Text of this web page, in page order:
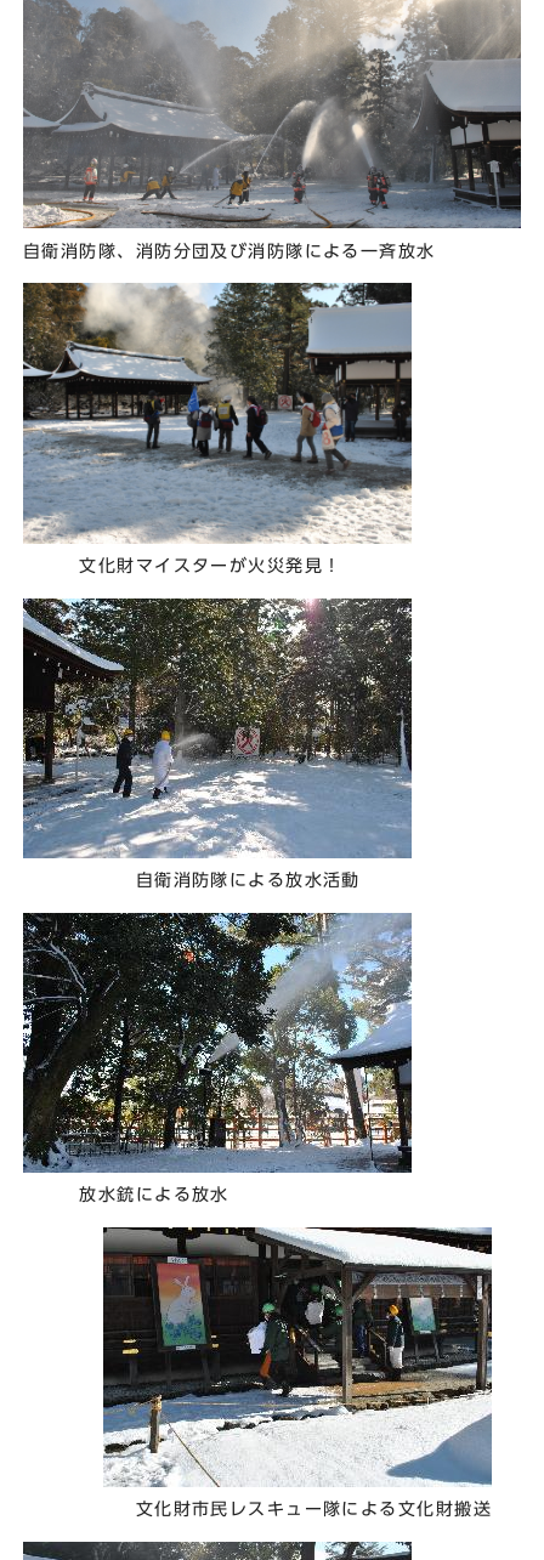
自衛消防隊、消防分団及び消防隊による一斉放水
文化財マイスターが火災発見！
自衛消防隊による放水活動
放水銃による放水
文化財市民レスキュー隊による文化財搬送